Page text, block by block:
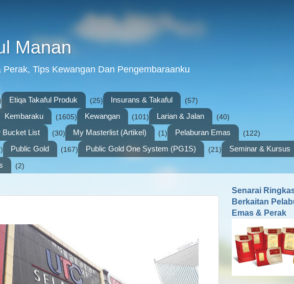
Manan
Tips Kewangan Dan Pengembaraanku
Etiqa Takaful Produk (25) Insurans & Takaful (57)
Kembaraku (1605) Kewangan (101) Larian & Jalan (40)
Bucket List (30) My Masterlist (Artikel) (1) Pelaburan Emas (122)
Public Gold (167) Public Gold One System (PG1S) (21) Seminar & Kursus
(2)
Senarai
Berkaitan
Emas & Perak